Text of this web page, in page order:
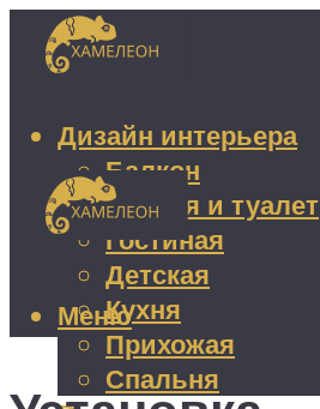
Дизайн интерьера
Балкон
Ванная и туалет
Гостиная
Детская
Кухня
Прихожая
Спальня
Меню